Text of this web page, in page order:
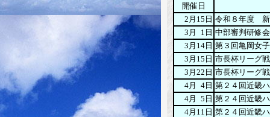
開催日
2月15日 令和８年度 新
3月
1日 中部審判研修会
3月14日 第３回亀岡女
3月15日 市長杯リーグ
3月22日 市長杯リーグ
4月
4日 第２４回近畿
4月
5日 第２４回近畿
4月11日 第２４回近畿